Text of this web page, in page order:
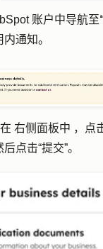
账户中导航至
通知。
右侧面板中 ，点
后点击“提交”。